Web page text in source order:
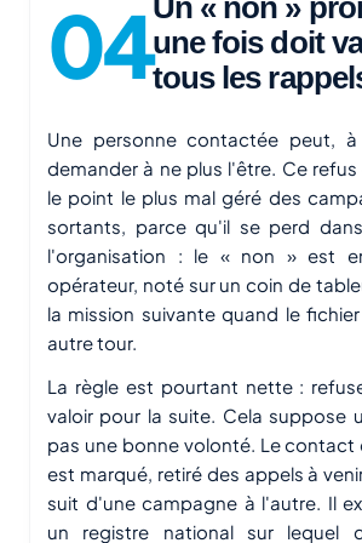
Un « non »
une fois doit
tous les
Une personne contactée peut,
demander à ne plus l'être. Ce
le point le plus mal géré des
sortants, parce qu'il se perd
l'organisation : le « non » est
opérateur, noté sur un coin de
la mission suivante quand le
autre tour.
La règle est pourtant nette :
valoir pour la suite. Cela suppose
pas une bonne volonté. Le contact
est marqué, retiré des appels à
suit d'une campagne à l'autre. Il
un registre national sur lequel